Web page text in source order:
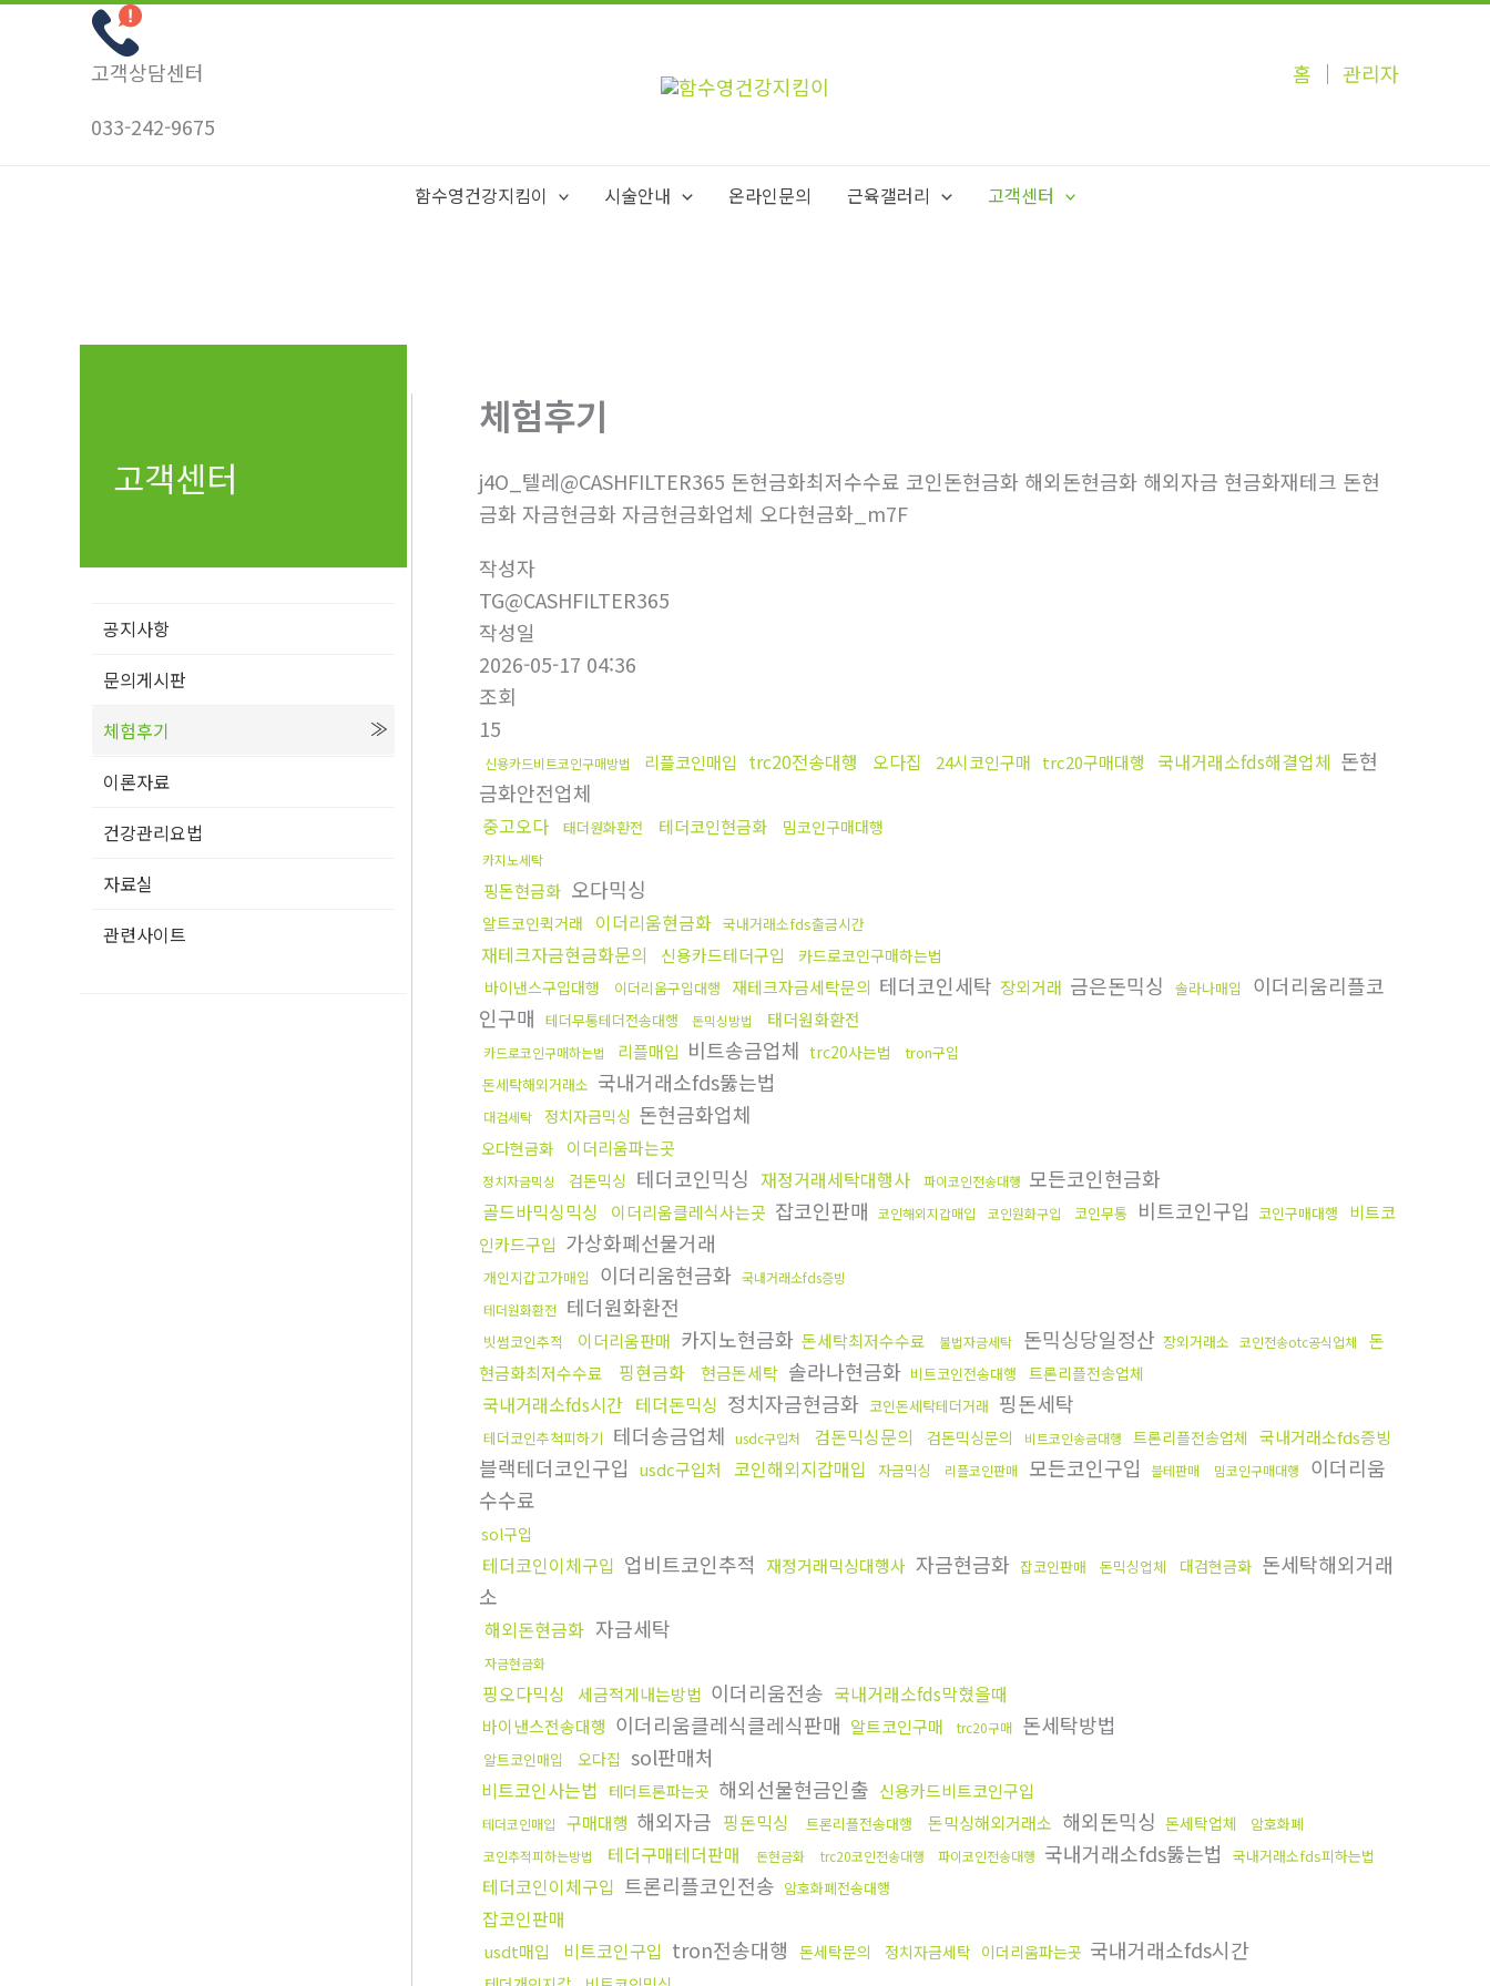
콘
고객상담센터
033-242-9675
홈 │ 관리자
함수영건강지킴이 시술안내 온라인문의 근육갤러리 고객센터
고객센터
공지사항
문의게시판
체험후기
이론자료
건강관리요법
자료실
관련사이트
체험후기
j4O_텔레@CASHFILTER365 돈현금화최저수수료 코인돈현금화 해외돈현금화 해외자금 현금화재테크 돈현
금화 자금현금화 자금현금화업체 오다현금화_m7F
작성자
TG@CASHFILTER365
작성일
2026-05-17 04:36
조회
15
신용카드비트코인구매방법 리플코인매입 trc20전송대행 오다집 24시코인구매 trc20구매대행 국내거래소fds해결업체 돈현
금화안전업체
중고오다 태더원화환전 테더코인현금화 밈코인구매대행
카지노세탁
핑돈현금화 오다믹싱
알트코인퀵거래 이더리움현금화 국내거래소fds출금시간
재테크자금현금화문의 신용카드테더구입
카드로코인구매하는법
바이낸스구입대행
이더리움구입대행 재테크자금세탁문의 테더코인세탁 장외거래 금은돈믹싱 솔라나매입
이더리움리플코
인구매 테더무통테더전송대행 돈믹싱방법 태더원화환전
카드로코인구매하는법 리플매입 비트송금업체 trc20사는법
tron구입
돈세탁해외거래소 국내거래소fds뚫는법
대검세탁 정치자금믹싱 돈현금화업체
오다현금화 이더리움파는곳
정치자금믹싱 검돈믹싱 테더코인믹싱 재정거래세탁대행사 파이코인전송대행 모든코인현금화
골드바믹싱믹싱 이더리움클레식사는곳 잡코인판매 코인해외지갑매입 코인원화구입 코인무통 비트코인구입 코인구매대행
비트코
인카드구입 가상화폐선물거래
개인지갑고가매입 이더리움현금화 국내거래소fds증빙
테더원화환전 테더원화환전
빗썸코인추적 이더리움판매 카지노현금화 돈세탁최저수수료 불법자금세탁 돈믹싱당일정산 장외거래소 코인전송otc공식업체
돈
현금화최저수수료
핑현금화 현금돈세탁 솔라나현금화 비트코인전송대행 트론리플전송업체
국내거래소fds시간 테더돈믹싱 정치자금현금화 코인돈세탁테더거래 핑돈세탁
테더코인추척피하기 테더송금업체 usdc구입처 검돈믹싱문의 검돈믹싱문의 비트코인송금대행 트론리플전송업체 국내거래소fds증빙
블랙테더코인구입 usdc구입처 코인해외지갑매입 자금믹싱 리플코인판매 모든코인구입 블테판매 밈코인구매대행
이더리움
수수료
sol구입
테더코인이체구입 업비트코인추적 재정거래믹싱대행사 자금현금화 잡코인판매 돈믹싱업체 대검현금화 돈세탁해외거래
소
해외돈현금화 자금세탁
자금현금화
핑오다믹싱 세금적게내는방법 이더리움전송 국내거래소fds막혔을때
바이낸스전송대행 이더리움클레식클레식판매 알트코인구매 trc20구매 돈세탁방법
알트코인매입 오다집 sol판매처
비트코인사는법 테더트론파는곳 해외선물현금인출 신용카드비트코인구입
테더코인매입 구매대행 해외자금 핑돈믹싱 트론리플전송대행 돈믹싱해외거래소 해외돈믹싱 돈세탁업체 암호화폐
코인추적피하는방법 테더구매테더판매 돈현금화 trc20코인전송대행 파이코인전송대행 국내거래소fds뚫는법 국내거래소fds피하는법
테더코인이체구입 트론리플코인전송 암호화폐전송대행
잡코인판매
usdt매입 비트코인구입 tron전송대행 돈세탁문의 정치자금세탁 이더리움파는곳 국내거래소fds시간